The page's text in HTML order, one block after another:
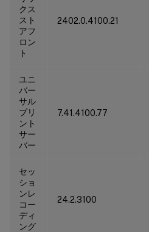
クス
スト
アフ
ロン
ト
2402.0.4100.21
ユニ
バー
サル
プリ
ント
サー
バー
7.41.4100.77
セッ
ショ
ンレ
コー
ディ
ング
24.2.3100